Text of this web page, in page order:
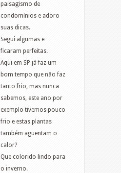
paisagismo de
condomínios e adoro
suas dicas.
Segui algumas e
ficaram perfeitas.
Aqui em SP já faz um
bom tempo que não faz
tanto frio, mas nunca
sabemos, este ano por
exemplo tivemos pouco
frio e estas plantas
também aguentam o
calor?
Que colorido lindo para
o inverno.